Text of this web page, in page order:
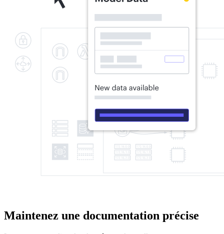
Maintenez une documentation précise